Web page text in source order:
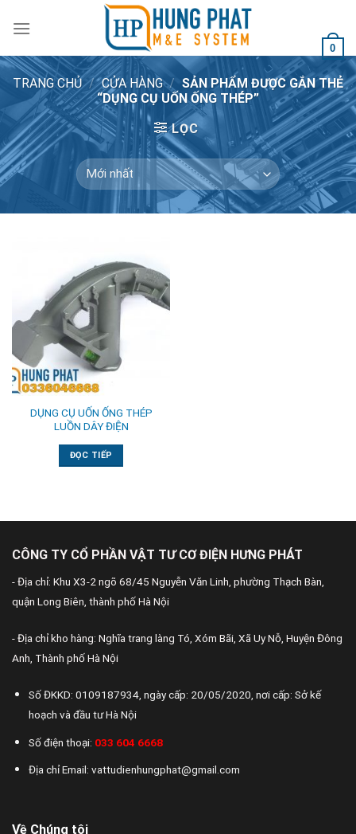
0
TRANG CHỦ / CỬA HÀNG / SẢN PHẨM ĐƯỢC GẮN THẺ
“DỤNG CỤ UỐN ỐNG THÉP”
LỌC
DỤNG CỤ UỐN ỐNG THÉP
LUỒN DÂY ĐIỆN
ĐỌC TIẾP
CÔNG TY CỔ PHẦN VẬT TƯ CƠ ĐIỆN HƯNG PHÁT
- Địa chỉ: Khu X3-2 ngõ 68/45 Nguyễn Văn Linh, phường Thạch Bàn,
quận Long Biên, thành phố Hà Nội
- Địa chỉ kho hàng: Nghĩa trang làng Tó, Xóm Bãi, Xã Uy Nỗ, Huyện Đông
Anh, Thành phố Hà Nội
Số ĐKKD: 0109187934, ngày cấp: 20/05/2020, nơi cấp: Sở kế
hoạch và đầu tư Hà Nội
Số điện thoại: 033 604 6668
Địa chỉ Email: vattudienhungphat@gmail.com
Về Chúng tôi